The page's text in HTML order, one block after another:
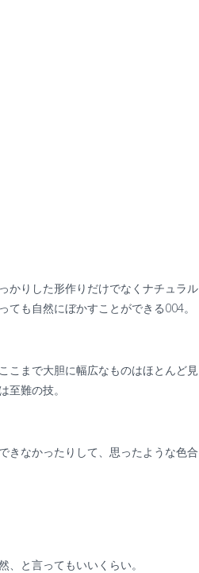
かりした形作りだけでなくナチュラル
も自然にぼかすことができる004。
こまで大胆に幅広なものはほとんど見
難の技。
きなかったりして、思ったような色合
と言ってもいいくらい。